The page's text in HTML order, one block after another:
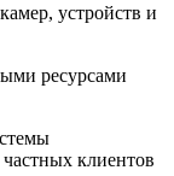
устройств и
ресурсами
клиентов